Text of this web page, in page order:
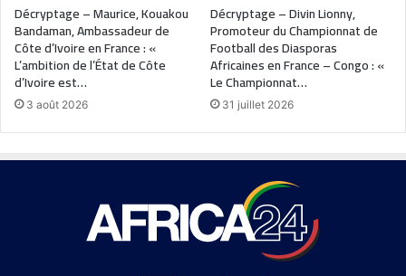
Décryptage – Maurice, Kouakou
Bandaman, Ambassadeur de
Côte d’Ivoire en France : «
L’ambition de l’État de Côte
d’Ivoire est…
3 août 2026
Décryptage – Divin Lionny,
Promoteur du Championnat de
Football des Diasporas
Africaines en France – Congo : «
Le Championnat…
31 juillet 2026